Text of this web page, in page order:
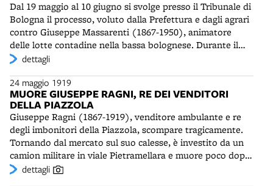
sacrificheranno l’amministratore, comm. Achille Gherardi,
alto esponente della massoneria bolognese,
manganellato il 4 aprile 1921 da otto fascisti armati nei
pressi della sua abitazione. Il giorno seguente la
direzione sarà affidata a Nello Quilici (1890-1940), uomo
di Italo Balbo, sotto la supervisione di Ugo Lenzi (1875-
1953), Venerabile della Loggia “VIII Agosto”. All’epoca
del delitto Matteotti, Missiroli entrerà in diretto conflitto
con Mussolini. Da allora, nonostante la riconciliazione
con il potente ras Arpinati, rimarrà ai margini per tutto il
Ventennio, riprendendo nel dopoguerra le direzioni del
“Messaggero” e del “Corriere della Sera”.
Dal 19 maggio al 10 giugno si svolge presso il Tribunale di
Bologna il processo, voluto dalla Prefettura e dagli agrari
contro Giuseppe Massarenti (1867-1950), animatore
delle lotte contadine nella bassa bolognese. Durante il
dibattimento le accuse si dissolvono e l'imputato viene
l'estate un potente sciopero. Verrà chiesto agli agrari un
risarcimento di mezzo milione per il danno subito dai
lavoratori durante la vertenza del 1914, terminata con
l'eccidio di Guarda e l'esilio forzato di numerosi
sindacalisti. I proprietari terrieri verseranno 270 mila lire
e i sindacati verseranno la somma al comune di Molinella
per la costruzione della scuola di Alberino.
dettagli
24 maggio 1919
MUORE GIUSEPPE RAGNI, RE DEI VENDITORI
DELLA PIAZZOLA
Giuseppe Ragni (1867-1919), venditore ambulante e re
degli imbonitori della Piazzola, scompare tragicamente.
Tornando dal mercato sul suo calesse, è investito da un
camion militare in viale Pietramellara e muore poco dopo
per emorragia all'Ospedale Maggiore. Ragni smerciava di
dettagli